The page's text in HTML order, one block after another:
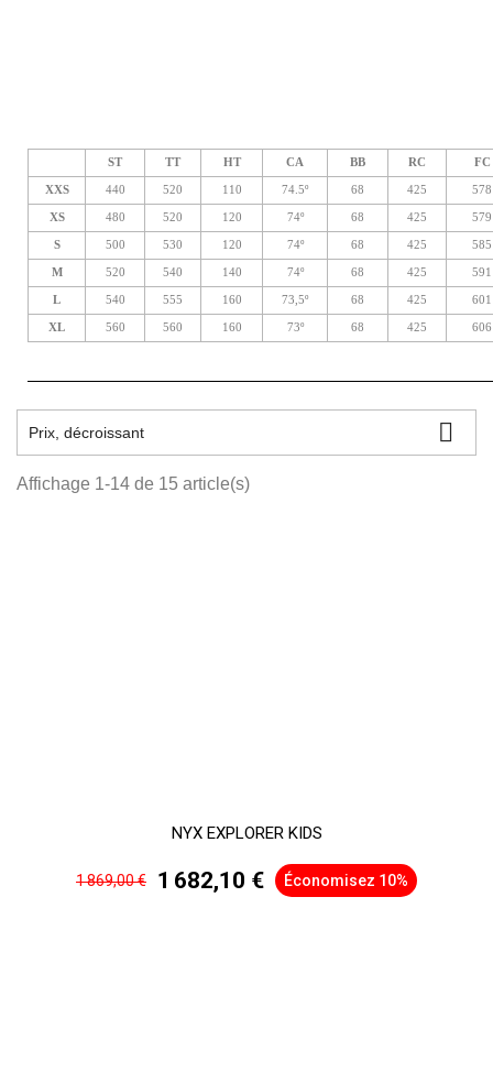
ST TT HT CA BB RC FC
XXS 440 520 110 74.5º 68 425 578
XS 480 520 120 74º 68 425 579
S 500 530 120 74º 68 425 585
M 520 540 140 74º 68 425 591
L 540 555 160 73,5º 68 425 601
XL 560 560 160 73º 68 425 606
Prix, décroissant 
Affichage 1-14 de 15 article(s)
NYX EXPLORER KIDS
1 869,00 € 1 682,10 € Économisez 10%